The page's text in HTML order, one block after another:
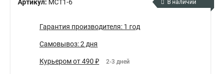
Артикул: MCT1-6 В наличии
Гарантия производителя: 1 год
Самовывоз: 2 дня
Курьером от 490 ₽ 2-3 дней